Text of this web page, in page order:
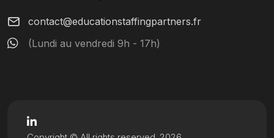
contact@educationstaffingpartners.fr
(Lundi au vendredi 9h - 17h)